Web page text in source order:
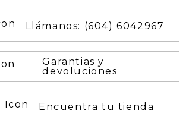
Llámanos: (604) 6042967
Garantias y
devoluciones
Encuentra tu tienda